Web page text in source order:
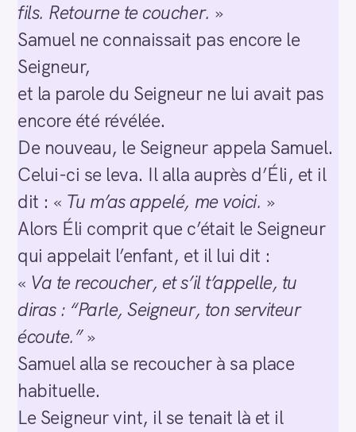
fils. Retourne te coucher. »
Samuel ne connaissait pas encore le
Seigneur,
et la parole du Seigneur ne lui avait pas
encore été révélée.
De nouveau, le Seigneur appela Samuel.
Celui-ci se leva. Il alla auprès d’Éli, et il
dit : « Tu m’as appelé, me voici. »
Alors Éli comprit que c’était le Seigneur
qui appelait l’enfant, et il lui dit :
« Va te recoucher, et s’il t’appelle, tu
diras : “Parle, Seigneur, ton serviteur
écoute.”»
Samuel alla se recoucher à sa place
habituelle.
Le Seigneur vint, il se tenait là et il